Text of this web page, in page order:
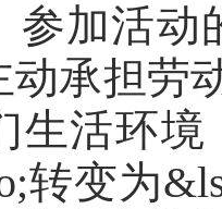
参加活
动承担劳
生活环境
转变为